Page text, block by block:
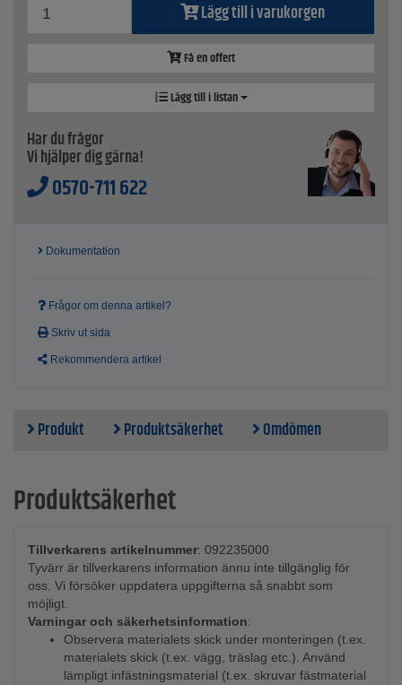
Lägg till i varukorgen
Få en offert
Lägg till i listan
Har du frågor
Vi hjälper dig gärna!
0570-711 622
Dokumentation
Frågor om denna artikel?
Skriv ut sida
Rekommendera artikel
Produkt Produktsäkerhet Omdömen
Produktsäkerhet
Tillverkarens artikelnummer: 092235000
Tyvärr är tillverkarens information ännu inte tillgänglig för
oss. Vi försöker uppdatera uppgifterna så snabbt som
möjligt.
Varningar och säkerhetsinformation:
Observera materialets skick under monteringen (t.ex.
materialets skick (t.ex. vägg, träslag etc.). Använd
lämpligt infästningsmaterial (t.ex. skruvar fästmaterial